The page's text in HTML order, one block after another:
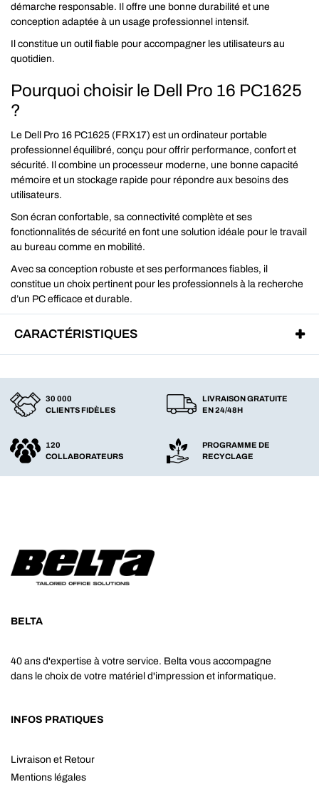
démarche responsable. Il offre une bonne durabilité et une
conception adaptée à un usage professionnel intensif.
Il constitue un outil fiable pour accompagner les utilisateurs au
quotidien.
Pourquoi choisir le Dell Pro 16 PC1625
?
Le Dell Pro 16 PC1625 (FRX17) est un ordinateur portable
professionnel équilibré, conçu pour offrir performance, confort et
sécurité. Il combine un processeur moderne, une bonne capacité
mémoire et un stockage rapide pour répondre aux besoins des
utilisateurs.
Son écran confortable, sa connectivité complète et ses
fonctionnalités de sécurité en font une solution idéale pour le travail
au bureau comme en mobilité.
Avec sa conception robuste et ses performances fiables, il
constitue un choix pertinent pour les professionnels à la recherche
d’un PC efficace et durable.
CARACTÉRISTIQUES
30 000
CLIENTS FIDÈLES
LIVRAISON GRATUITE
EN 24/48H
120
COLLABORATEURS
PROGRAMME DE
RECYCLAGE
BELTA
40 ans d'expertise à votre service. Belta vous accompagne
dans le choix de votre matériel d'impression et informatique.
INFOS PRATIQUES
Livraison et Retour
Mentions légales